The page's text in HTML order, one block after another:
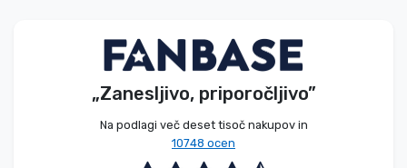
„Zanesljivo, priporočljivo”
Na podlagi več deset tisoč nakupov in
10748 ocen
Blagovne znamke